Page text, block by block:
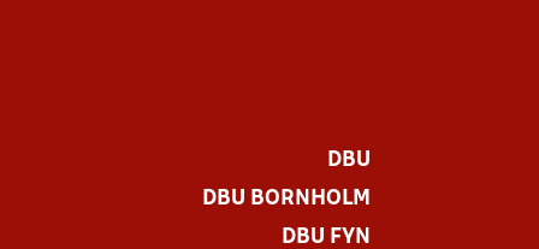
DBU
DBU BORNHOLM
DBU FYN